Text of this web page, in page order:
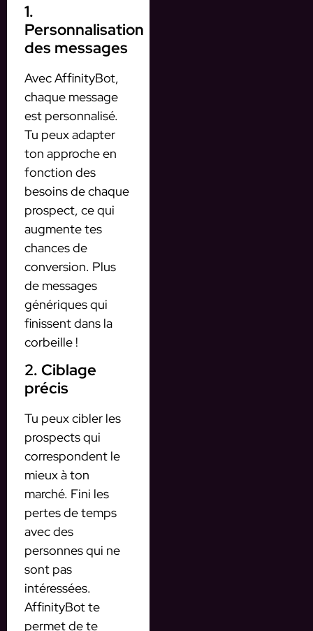
1.
Personnalisation
des messages
Avec AffinityBot,
chaque message
est personnalisé.
Tu peux adapter
ton approche en
fonction des
besoins de chaque
prospect, ce qui
augmente tes
chances de
conversion. Plus
de messages
génériques qui
finissent dans la
corbeille !
2. Ciblage
précis
Tu peux cibler les
prospects qui
correspondent le
mieux à ton
marché. Fini les
pertes de temps
avec des
personnes qui ne
sont pas
intéressées.
AffinityBot te
permet de te